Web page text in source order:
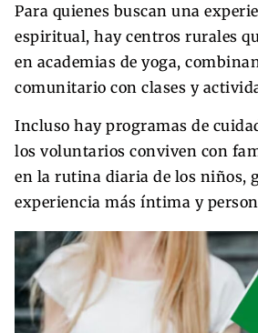
Para quienes buscan una
espiritual, hay centros rurales
en academias de yoga,
comunitario con clases y
Incluso hay programas de
los voluntarios conviven con
en la rutina diaria de los niños,
experiencia más íntima y